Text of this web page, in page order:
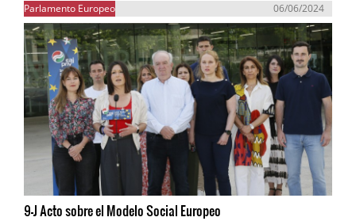
Parlamento Europeo 06/06/2024
9-J Acto sobre el Modelo Social Europeo